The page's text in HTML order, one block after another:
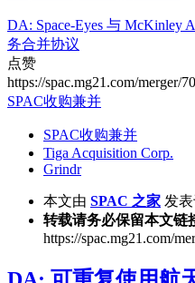
DA: Space-Eyes 与 McKinley
务合并协议
点赞
https://spac.mg21.com/merger/
SPAC收购兼并
SPAC收购兼并
Tiga Acquisition Corp.
Grindr
本文由 SPAC 之家 发
转载请务必保留本文链
https://spac.mg21.com/